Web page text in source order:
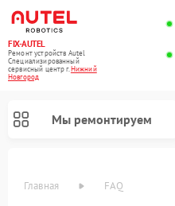
FIX-AUTEL
Ремонт устройств Autel
Специализированный
cервисный центр г.Нижний
Новгород
Мы ремонтируем
Главная FAQ